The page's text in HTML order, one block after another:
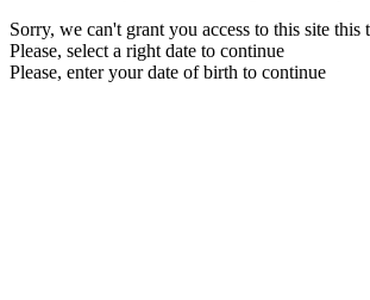
Sorry, we can't grant you access to this site this
Please, select a right date to continue
Please, enter your date of birth to continue